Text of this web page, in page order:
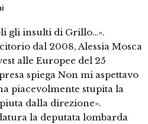
gli insulti di Grillo…».
dal 2008, Alessia Mosca
alle Europee del 25
spiega Non mi aspettavo
piacevolmente stupita la
dalla direzione».
la deputata lombarda